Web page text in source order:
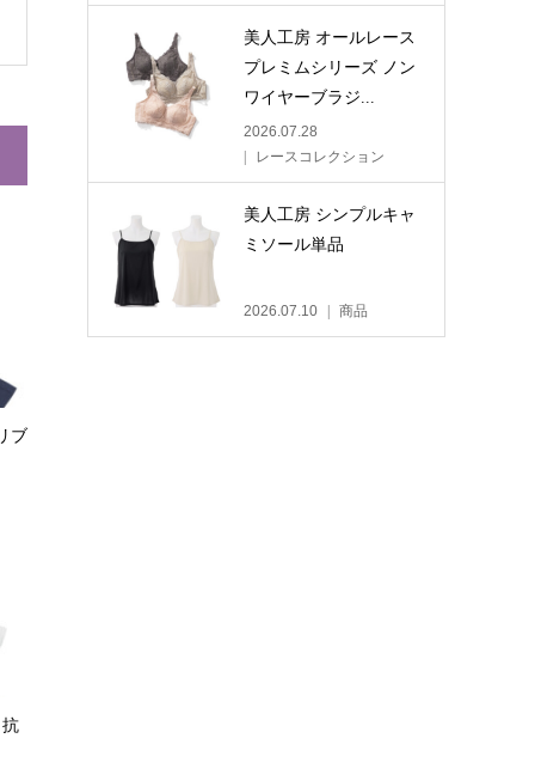
ブ
美人工房 オールレース
プレミムシリーズ ノン
ワイヤーブラジ...
2026.07.28
レースコレクション
美人工房 シンプルキャ
ミソール単品
2026.07.10 商品